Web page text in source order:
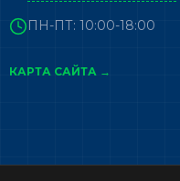
ПН-ПТ: 10:00-18:00
КАРТА САЙТА →